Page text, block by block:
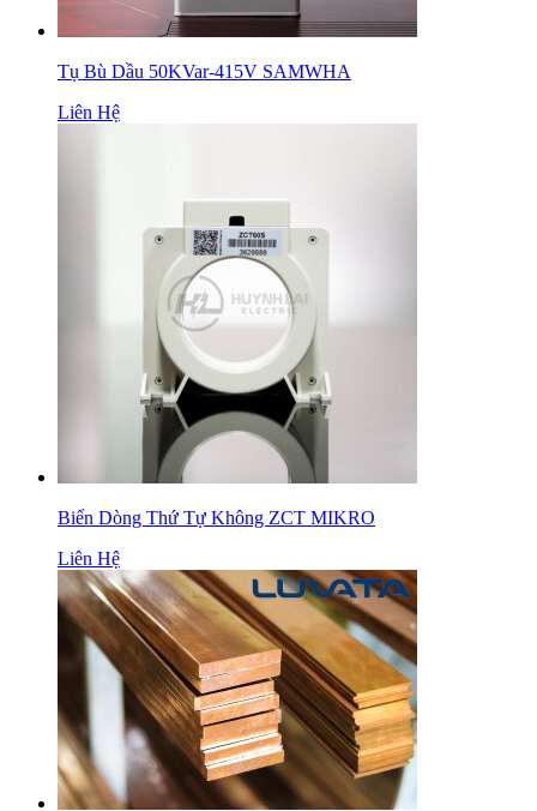
Tụ Bù Dầu 50KVar-415V SAMWHA
Liên Hệ
Biến Dòng Thứ Tự Không ZCT MIKRO
Liên Hệ